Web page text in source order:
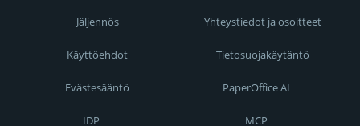
Jäljennös Yhteystiedot ja osoitteet
Käyttöehdot Tietosuojakäytäntö
Evästesääntö PaperOffice AI
IDP MCP